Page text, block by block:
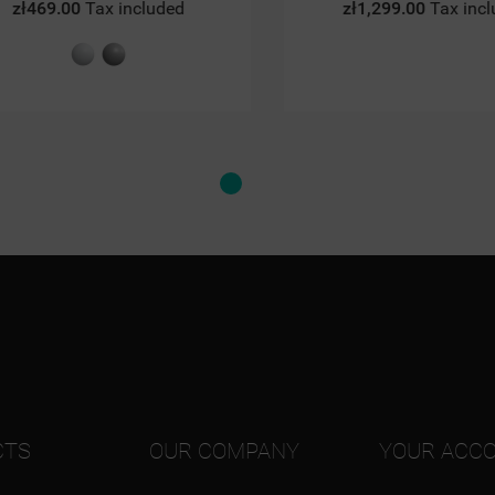
Tax included
BiałyChrom
zł1,299.00Tax included
OUR COMPANY YOUR